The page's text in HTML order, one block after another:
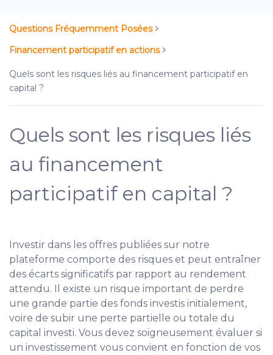
Questions Fréquemment Posées
Financement participatif en actions
Quels sont les risques liés au financement participatif en
capital ?
Quels sont les risques liés
au financement
participatif en capital ?
Investir dans les offres publiées sur notre
plateforme comporte des risques et peut entraîner
des écarts significatifs par rapport au rendement
attendu. Il existe un risque important de perdre
une grande partie des fonds investis initialement,
voire de subir une perte partielle ou totale du
capital investi. Vous devez soigneusement évaluer si
un investissement vous convient en fonction de vos